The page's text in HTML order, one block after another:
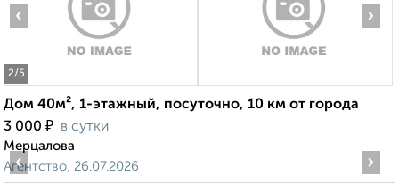
2/5
‹ ›
Дом 40м², 1-этажный, посуточно, 10 км от города
3 000 ₽ в сутки
Мерцалова
Агентство, 26.07.2026
‹ ›